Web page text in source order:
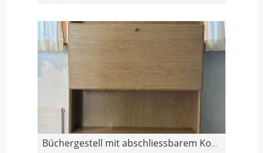
Büchergestell mit abschliessbarem Korpus und 3 Sch